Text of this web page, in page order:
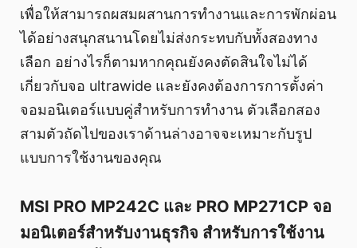
เพื่อให้สามารถผสมผสานการทํางานและการพักผ่อน
ได้อย่างสนุกสนานโดยไม่ส่งกระทบกับทั้งสองทาง
เลือก อย่างไรก็ตามหากคุณยังคงตัดสินใจไม่ได้
เกี่ยวกับจอ ultrawide และยังคงต้องการการตั้งค่า
จอมอนิเตอร์แบบคู่สําหรับการทํางาน ตัวเลือกสอง
สามตัวถัดไปของเราด้านล่างอาจจะเหมาะกับรูป
แบบการใช้งานของคุณ
MSI PRO MP242C และ PRO MP271CP จอ
มอนิเตอร์สำหรับงานธุรกิจ สำหรับการใช้งาน